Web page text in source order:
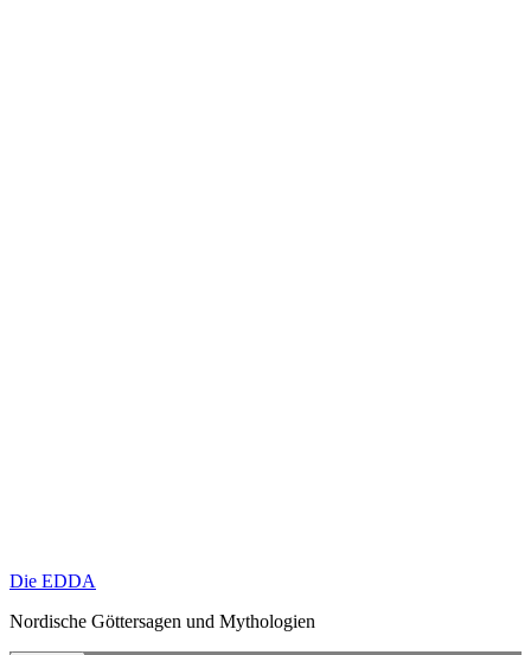
Die EDDA
Nordische Göttersagen und Mythologien